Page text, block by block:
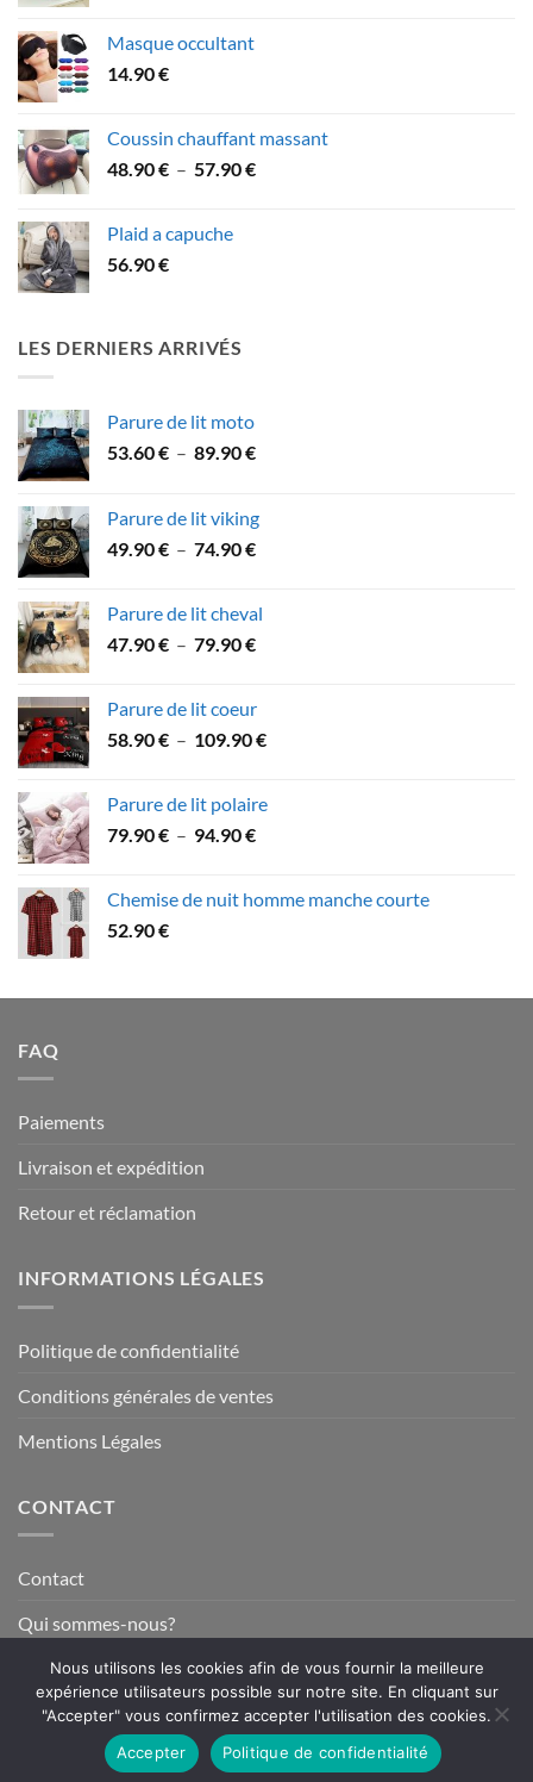
Masque occultant
14.90€
Coussin chauffant massant
48.90€ – 57.90€Plage
Plaid a capuche
56.90€
LES DERNIERS ARRIVÉS
Parure de lit moto
53.60€ – 89.90€Plage
53.60 €
à
Parure de lit viking
49.90€ – 74.90€Plage
49.90 €
à
Parure de lit cheval
47.90€ – 79.90€Plage
à
Parure de lit coeur
58.90€ – 109.90€Plage
58.90 €
Parure de lit polaire
79.90€ – 94.90€Plage
79.90 €
Chemise de nuit homme manche courte
52.90€
FAQ
Paiements
Livraison et expédition
Retour et réclamation
INFORMATIONS LÉGALES
Politique de confidentialité
Conditions générales de ventes
Mentions Légales
CONTACT
Contact
Qui sommes-nous?
Visa MasterCardAmerican
Express
PayPal Stripe
Copyright 2026 © www.fun-tuning.com
Nous utilisons les cookies afin de vous fournir la meilleure
expérience utilisateurs possible sur notre site. En cliquant sur
"Accepter" vous confirmez accepter l'utilisation des cookies.
Accepter
Politique de confidentialité